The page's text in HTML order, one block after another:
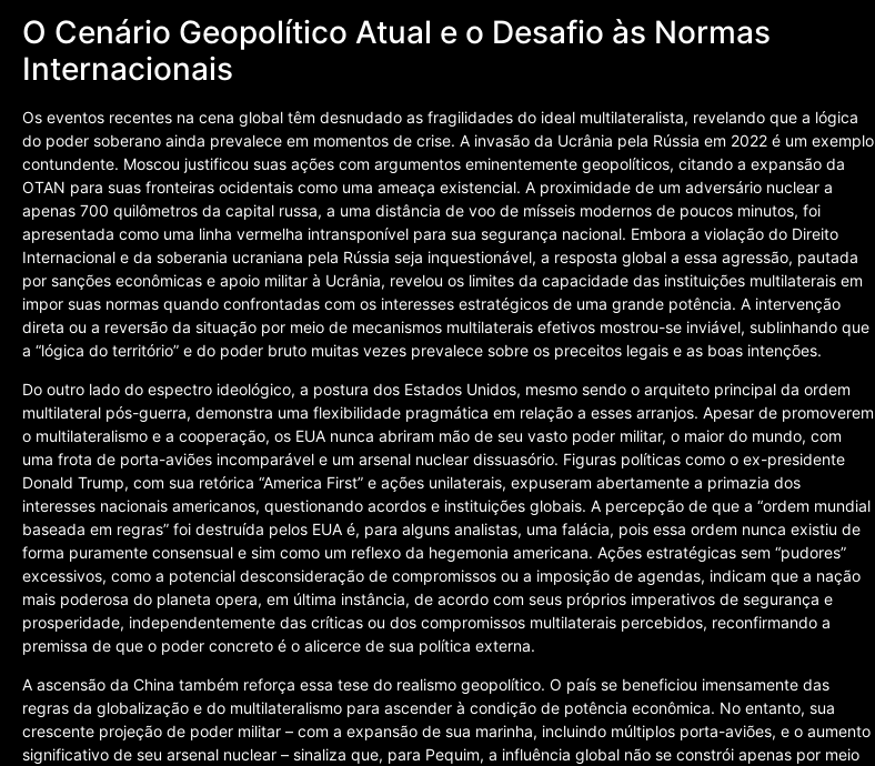
O Cenário Geopolítico Atual e o Desafio às Normas
Internacionais
Os eventos recentes na cena global têm desnudado as fragilidades do ideal multilateralista, revelando que a lógica
do poder soberano ainda prevalece em momentos de crise. A invasão da Ucrânia pela Rússia em 2022 é um exemplo
contundente. Moscou justificou suas ações com argumentos eminentemente geopolíticos, citando a expansão da
OTAN para suas fronteiras ocidentais como uma ameaça existencial. A proximidade de um adversário nuclear a
apenas 700 quilômetros da capital russa, a uma distância de voo de mísseis modernos de poucos minutos, foi
apresentada como uma linha vermelha intransponível para sua segurança nacional. Embora a violação do Direito
Internacional e da soberania ucraniana pela Rússia seja inquestionável, a resposta global a essa agressão, pautada
por sanções econômicas e apoio militar à Ucrânia, revelou os limites da capacidade das instituições multilaterais em
impor suas normas quando confrontadas com os interesses estratégicos de uma grande potência. A intervenção
direta ou a reversão da situação por meio de mecanismos multilaterais efetivos mostrou-se inviável, sublinhando que
a “lógica do território” e do poder bruto muitas vezes prevalece sobre os preceitos legais e as boas intenções.
Do outro lado do espectro ideológico, a postura dos Estados Unidos, mesmo sendo o arquiteto principal da ordem
multilateral pós-guerra, demonstra uma flexibilidade pragmática em relação a esses arranjos. Apesar de promoverem
o multilateralismo e a cooperação, os EUA nunca abriram mão de seu vasto poder militar, o maior do mundo, com
uma frota de porta-aviões incomparável e um arsenal nuclear dissuasório. Figuras políticas como o ex-presidente
Donald Trump, com sua retórica “America First” e ações unilaterais, expuseram abertamente a primazia dos
interesses nacionais americanos, questionando acordos e instituições globais. A percepção de que a “ordem mundial
baseada em regras” foi destruída pelos EUA é, para alguns analistas, uma falácia, pois essa ordem nunca existiu de
forma puramente consensual e sim como um reflexo da hegemonia americana. Ações estratégicas sem “pudores”
excessivos, como a potencial desconsideração de compromissos ou a imposição de agendas, indicam que a nação
mais poderosa do planeta opera, em última instância, de acordo com seus próprios imperativos de segurança e
prosperidade, independentemente das críticas ou dos compromissos multilaterais percebidos, reconfirmando a
premissa de que o poder concreto é o alicerce de sua política externa.
A ascensão da China também reforça essa tese do realismo geopolítico. O país se beneficiou imensamente das
regras da globalização e do multilateralismo para ascender à condição de potência econômica. No entanto, sua
crescente projeção de poder militar – com a expansão de sua marinha, incluindo múltiplos porta-aviões, e o aumento
significativo de seu arsenal nuclear – sinaliza que, para Pequim, a influência global não se constrói apenas por meio